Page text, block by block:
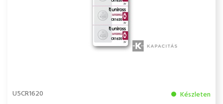
U5CR1620 Készleten